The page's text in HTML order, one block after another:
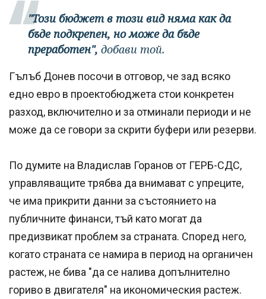
"Този бюджет в този вид няма как да
бъде подкрепен, но може да бъде
преработен", добави той.
Гълъб Донев посочи в отговор, че зад всяко
едно евро в проектобюджета стои конкретен
разход, включително и за отминали периоди и не
може да се говори за скрити буфери или резерви.
По думите на Владислав Горанов от ГЕРБ-СДС,
управляващите трябва да внимават с упреците,
че има прикрити данни за състоянието на
публичните финанси, тъй като могат да
предизвикат проблем за страната. Според него,
когато страната се намира в период на органичен
растеж, не бива "да се налива допълнително
гориво в двигателя" на икономическия растеж.